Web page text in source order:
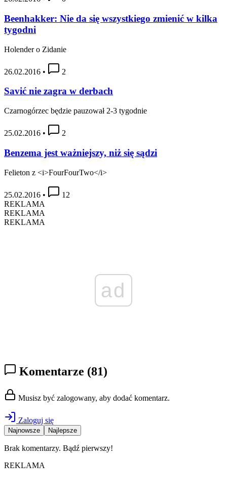
Beenhakker: Nie da się wszystkiego zmienić w kilka
tygodni
Holender o Zidanie
26.02.2016 • 2
Savić nie zagra w derbach
Czarnogórzec będzie pauzował 2-3 tygodnie
25.02.2016 • 2
Benzema jest ważniejszy, niż się sądzi
Felieton z <i>FourFourTwo</i>
25.02.2016 •
12
REKLAMA
REKLAMA
REKLAMA
ad
Komentarze (81)
Musisz być zalogowany, aby dodać komentarz.
Zaloguj się
Najnowsze Najlepsze
Brak komentarzy. Bądź pierwszy!
REKLAMA